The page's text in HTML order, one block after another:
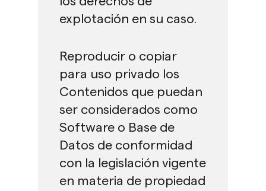
explotación en su caso.
Reproducir o copiar
para uso privado los
Contenidos que puedan
ser considerados como
Software o Base de
Datos de conformidad
con la legislación vigente
en materia de propiedad